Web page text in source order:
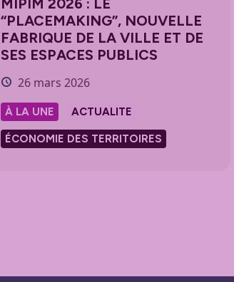
“PLACEMAKING”, NOUVELLE
FABRIQUE DE LA VILLE ET DE
SES ESPACES PUBLICS
26 mars 2026
À LA UNE ACTUALITE
ÉCONOMIE DES TERRITOIRES